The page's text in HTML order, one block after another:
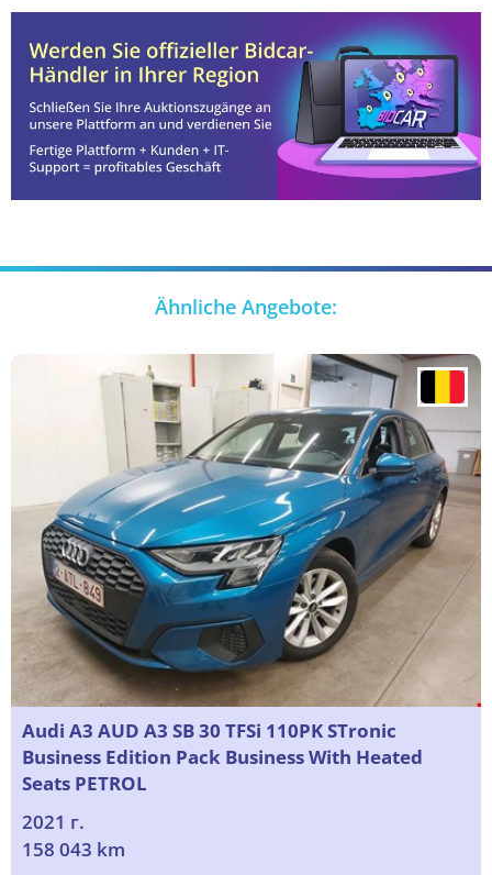
Ähnliche Angebote:
Audi A3 AUD A3 SB 30 TFSi 110PK STronic
Business Edition Pack Business With Heated
Seats PETROL
2021 г.
158 043 km